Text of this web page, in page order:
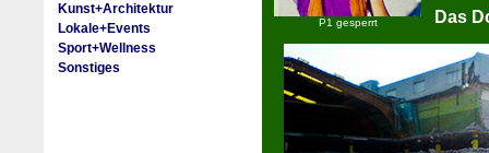
Kunst+Architektur
Lokale+Events
Sport+Wellness
Sonstiges
P1 gesperrt Das